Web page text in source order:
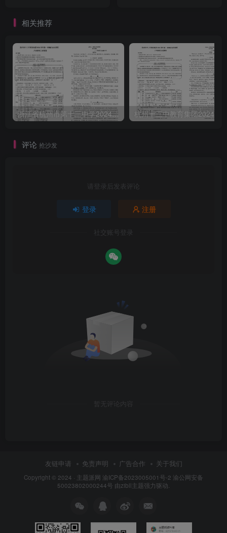
相关推荐
浙江省杭州市第十三中学2024-2025学年八年级上学期期中考试语文试卷
评论 抢沙发
请登录后发表评论
登录 注册
社交账号登录
暂无评论内容
友链申请 免责声明 广告合作 关于我们
Copyright © 2024 · 主题派网 渝ICP备2023005001号-2 渝公网安备
50023802000244号 由zibll主题强力驱动.